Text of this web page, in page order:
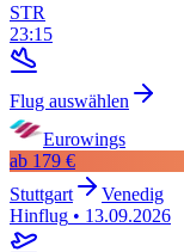
STR
23:15
Flug auswählen
Eurowings
ab 179 €
Stuttgart
Venedig
Hinflug • 13.09.2026